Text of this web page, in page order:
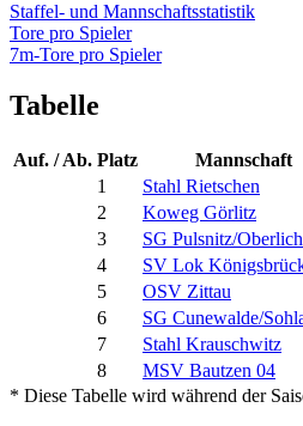
Staffel- und Mannschaftsstatistik
Tore pro Spieler
7m-Tore pro Spieler
Tabelle
Auf. / Ab. Platz Mannschaft
1
Stahl Rietschen
2
Koweg Görlitz
3
SG Pulsnitz/
4
SV Lok
5
OSV Zittau
6
SG Cunewalde/
7
Stahl Krauschwitz
8
MSV Bautzen 04
* Diese Tabelle wird während der